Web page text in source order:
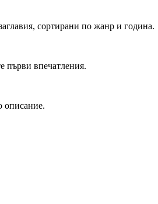
сортирани по жанр и година.
първи впечатления.
описание.